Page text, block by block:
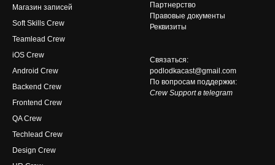
Магазин записей
Soft Skills Crew
Teamlead Crew
iOS Crew
Android Crew
Backend Crew
Frontend Crew
QA Crew
Techlead Crew
Design Crew
Партнерство
Правовые документы
Реквизиты
Связаться:
podlodkacast@gmail.com
По вопросам поддержки:
Crew Support в telegram